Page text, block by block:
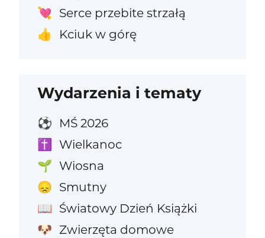
💘 Serce przebite strzałą
👍 Kciuk w górę
Wydarzenia i tematy
⚽ MŚ 2026
✝️ Wielkanoc
🌱 Wiosna
😞 Smutny
📖 Światowy Dzień Książki
🐶 Zwierzęta domowe